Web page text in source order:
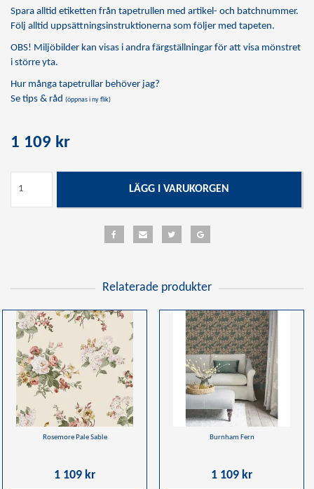
Spara alltid etiketten från tapetrullen med artikel- och batchnummer.
Följ alltid uppsättningsinstruktionerna som följer med tapeten.
OBS! Miljöbilder kan visas i andra färgställningar för att visa mönstret
i större yta.
Hur många tapetrullar behöver jag?
Se tips & råd (öppnas i ny flik)
1 109 kr
LÄGG I VARUKORGEN
Relaterade produkter
Rosemore Pale Sable
1 109 kr
Burnham Fern
1 109 kr